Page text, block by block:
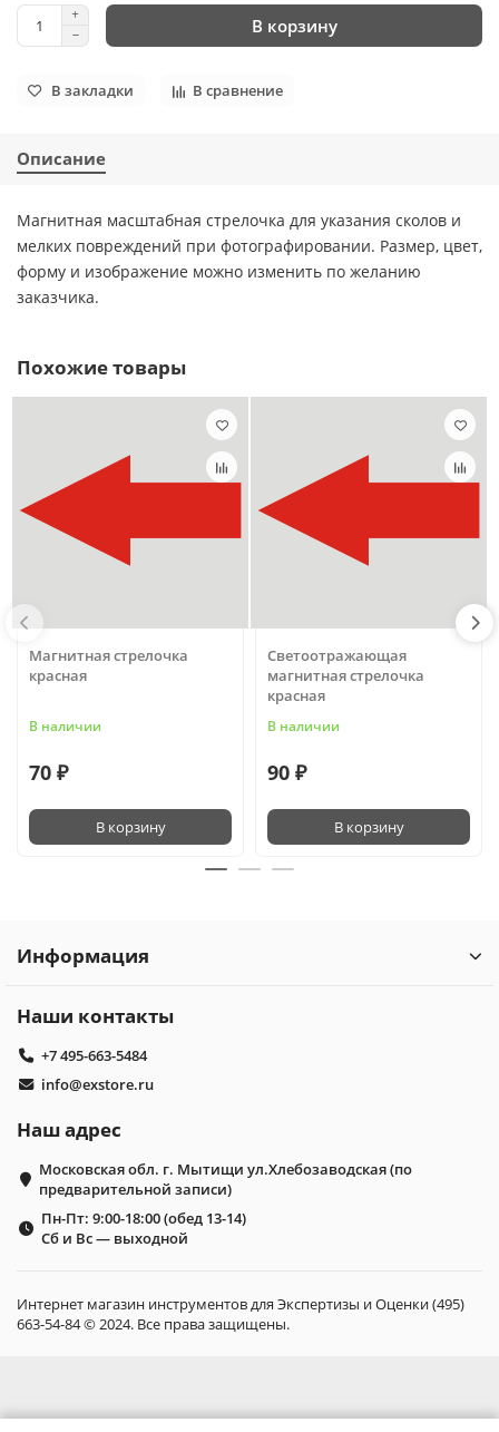
В корзину
В закладки В сравнение
Описание
Магнитная масштабная стрелочка для указания сколов и
мелких повреждений при фотографировании. Размер, цвет,
форму и изображение можно изменить по желанию
заказчика.
Похожие товары
Магнитная стрелочка
красная
В наличии
70 ₽
В корзину
Светоотражающая
магнитная стрелочка
красная
В наличии
90 ₽
В корзину
Информация
Наши контакты
+7 495-663-5484
info@exstore.ru
Наш адрес
Московская обл. г. Мытищи ул.Хлебозаводская (по
предварительной записи)
Пн-Пт: 9:00-18:00 (обед 13-14)
Сб и Вс — выходной
Интернет магазин инструментов для Экспертизы и Оценки (495)
663-54-84 © 2024. Все права защищены.